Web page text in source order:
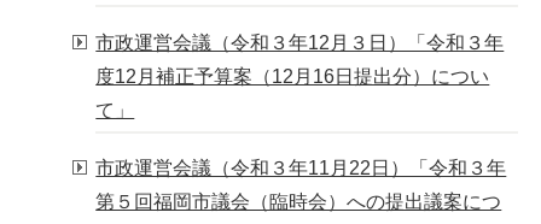
市政運営会議（令和３年12月３日）「令和３年
度12月補正予算案（12月16日提出分）につい
て」
市政運営会議（令和３年11月22日）「令和３年
第５回福岡市議会（臨時会）への提出議案につ